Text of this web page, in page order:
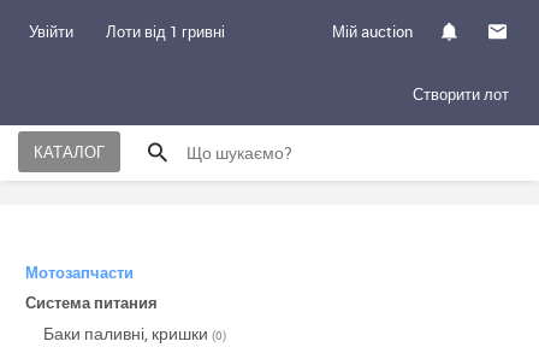
Увійти Лоти від 1 гривні Мій auction
Створити лот
КАТАЛОГ
Мотозапчасти
Система питания
Баки паливні, кришки (0)